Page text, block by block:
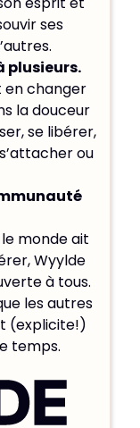
ses
plusieurs.
en changer
la douceur
se libérer,
ou
monde ait
Wyylde
à tous.
les autres
(explicite!)
temps.